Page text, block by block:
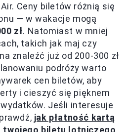
Ceny biletów różnią się
— w wakacje mogą
zł. Natomiast w mniej
takich jak maj czy
znaleźć już od 200-300 zł
podróży warto
cen biletów, aby
i cieszyć się pięknem
Jeśli interesuje
jak płatność kartą
twojego biletu lotniczego.